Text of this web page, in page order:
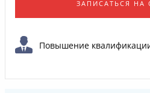
ЗАПИСАТЬСЯ НА
Повышение